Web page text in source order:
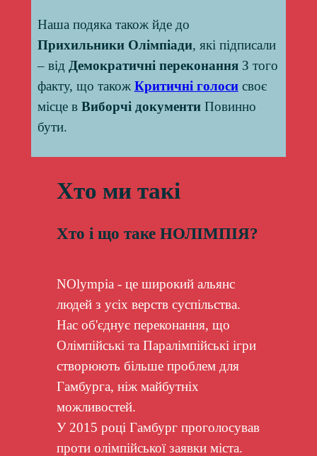
Наша подяка також йде до
Прихильники Олімпіади, які підписали
– від Демократичні переконання З того
факту, що також Критичні голосисвоє
місце в Виборчі документиПовинно
бути.
Хто ми такі
Хто і що таке НОЛІМПІЯ?
NOlympia - це широкий альянс
людей з усіх верств суспільства.
Нас об'єднує переконання, що
Олімпійські та Паралімпійські ігри
створюють більше проблем для
Гамбурга, ніж майбутніх
можливостей.
У 2015 році Гамбург проголосував
проти олімпійської заявки міста.